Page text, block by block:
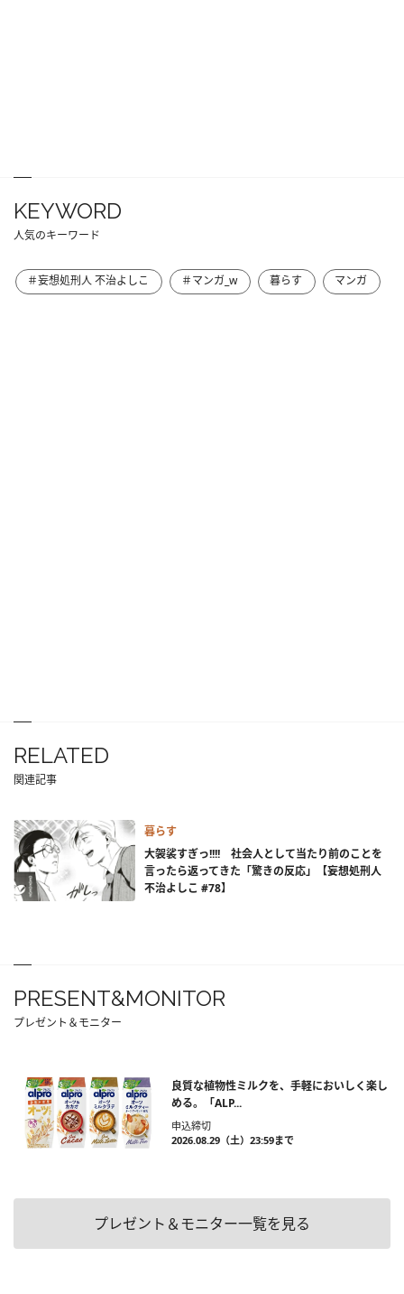
KEYWORD
人気のキーワード
＃妄想処刑人 不治よしこ ＃マンガ_w 暮らす マンガ
RELATED
関連記事
暮らす
大袈裟すぎっ!!!! 社会人として当たり前のことを
言ったら返ってきた「驚きの反応」【妄想処刑人
不治よしこ #78】
PRESENT&MONITOR
プレゼント＆モニター
良質な植物性ミルクを、手軽においしく楽し
める。「ALP...
申込締切
2026.08.29（土）23:59まで
プレゼント＆モニター一覧を見る